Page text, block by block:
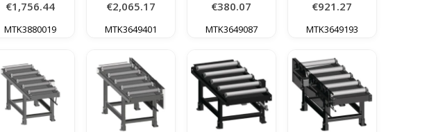
€1,756.44
MTK3880019
€2,065.17
MTK3649401
€380.07
MTK3649087
€921.27
MTK3649193